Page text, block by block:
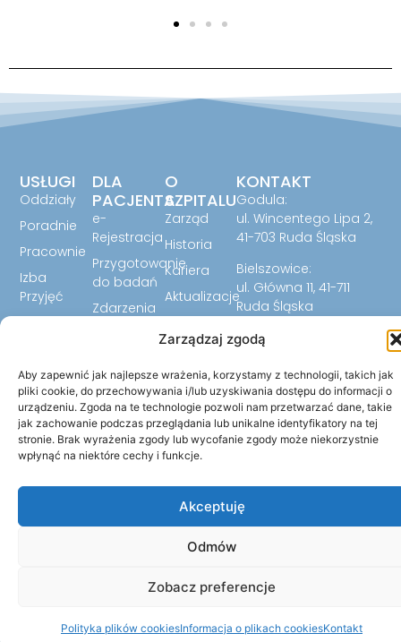
Zarządzaj zgodą
Aby zapewnić jak najlepsze wrażenia, korzystamy z technologii, takich jak
pliki cookie, do przechowywania i/lub uzyskiwania dostępu do informacji o
urządzeniu. Zgoda na te technologie pozwoli nam przetwarzać dane, takie
jak zachowanie podczas przeglądania lub unikalne identyfikatory na tej
stronie. Brak wyrażenia zgody lub wycofanie zgody może niekorzystnie
wpłynąć na niektóre cechy i funkcje.
Akceptuję
Odmów
Zobacz preferencje
Polityka plików cookiesInformacja o plikach cookiesKontakt
O
SZPITALU
Zarząd
Historia
Kariera
Aktualizacje
FAQ
DLA
PACJENTA
e-
Rejestracja
Przygotowanie
do badań
Zdarzenia
Cennik
USŁUGI
Oddziały
Poradnie
Pracownie
Izba
Przyjęć
Laboratorium
Informacji
Publicznej
KONTAKT
Godula:
ul. Wincentego Lipa 2,
41-703 Ruda Śląska
Bielszowice:
ul. Główna 11, 41-711
Ruda Śląska
32 344 07 23
32 779 59 12
© 2026 Wszystkie prawa zastrzeżone. | Szpital Miejski w